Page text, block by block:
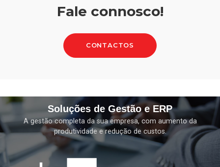
Fale connosco!
CONTACTOS
Soluções de Gestão e ERP
A gestão completa da sua empresa, com aumento da
produtividade e redução de custos.